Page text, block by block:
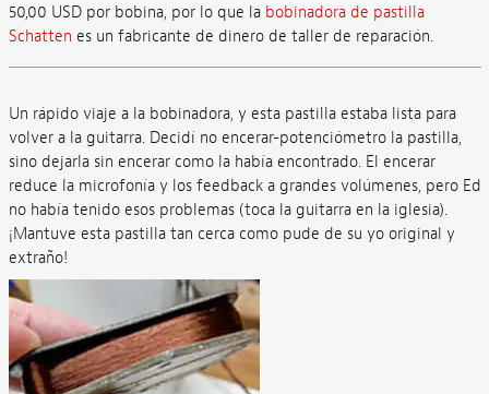
50,00 USD por bobina, por lo que la bobinadora de pastilla
Schatten es un fabricante de dinero de taller de reparación.
Un rápido viaje a la bobinadora, y esta pastilla estaba lista para
volver a la guitarra. Decidí no encerar-potenciómetro la pastilla,
sino dejarla sin encerar como la había encontrado. El encerar
reduce la microfonía y los feedback a grandes volúmenes, pero Ed
no había tenido esos problemas (toca la guitarra en la iglesia).
¡Mantuve esta pastilla tan cerca como pude de su yo original y
extraño!